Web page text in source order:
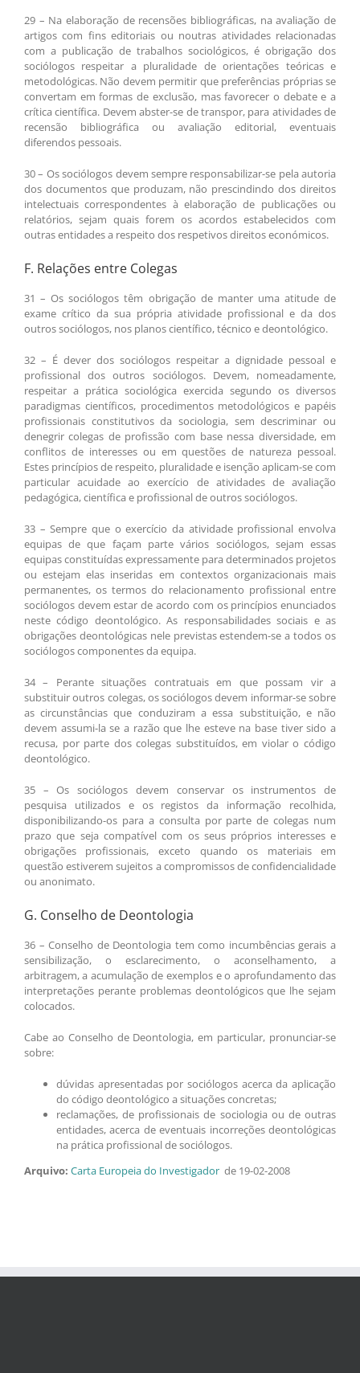
29 – Na elaboração de recensões bibliográficas, na avaliação de
artigos com fins editoriais ou noutras atividades relacionadas
com a publicação de trabalhos sociológicos, é obrigação dos
sociólogos respeitar a pluralidade de orientações teóricas e
metodológicas. Não devem permitir que preferências próprias se
convertam em formas de exclusão, mas favorecer o debate e a
crítica científica. Devem abster-se de transpor, para atividades de
recensão bibliográfica ou avaliação editorial, eventuais
diferendos pessoais.
30 – Os sociólogos devem sempre responsabilizar-se pela autoria
dos documentos que produzam, não prescindindo dos direitos
intelectuais correspondentes à elaboração de publicações ou
relatórios, sejam quais forem os acordos estabelecidos com
outras entidades a respeito dos respetivos direitos económicos.
F. Relações entre Colegas
31 – Os sociólogos têm obrigação de manter uma atitude de
exame crítico da sua própria atividade profissional e da dos
outros sociólogos, nos planos científico, técnico e deontológico.
32 – É dever dos sociólogos respeitar a dignidade pessoal e
profissional dos outros sociólogos. Devem, nomeadamente,
respeitar a prática sociológica exercida segundo os diversos
paradigmas científicos, procedimentos metodológicos e papéis
profissionais constitutivos da sociologia, sem descriminar ou
denegrir colegas de profissão com base nessa diversidade, em
conflitos de interesses ou em questões de natureza pessoal.
Estes princípios de respeito, pluralidade e isenção aplicam-se com
particular acuidade ao exercício de atividades de avaliação
pedagógica, científica e profissional de outros sociólogos.
33 – Sempre que o exercício da atividade profissional envolva
equipas de que façam parte vários sociólogos, sejam essas
equipas constituídas expressamente para determinados projetos
ou estejam elas inseridas em contextos organizacionais mais
permanentes, os termos do relacionamento profissional entre
sociólogos devem estar de acordo com os princípios enunciados
neste código deontológico. As responsabilidades sociais e as
obrigações deontológicas nele previstas estendem-se a todos os
sociólogos componentes da equipa.
34 – Perante situações contratuais em que possam vir a
substituir outros colegas, os sociólogos devem informar-se sobre
as circunstâncias que conduziram a essa substituição, e não
devem assumi-la se a razão que lhe esteve na base tiver sido a
recusa, por parte dos colegas substituídos, em violar o código
deontológico.
35 – Os sociólogos devem conservar os instrumentos de
pesquisa utilizados e os registos da informação recolhida,
disponibilizando-os para a consulta por parte de colegas num
prazo que seja compatível com os seus próprios interesses e
obrigações profissionais, exceto quando os materiais em
questão estiverem sujeitos a compromissos de confidencialidade
ou anonimato.
G. Conselho de Deontologia
36 – Conselho de Deontologia tem como incumbências gerais a
sensibilização, o esclarecimento, o aconselhamento, a
arbitragem, a acumulação de exemplos e o aprofundamento das
interpretações perante problemas deontológicos que lhe sejam
colocados.
Cabe ao Conselho de Deontologia, em particular, pronunciar-se
sobre:
dúvidas apresentadas por sociólogos acerca da aplicação
do código deontológico a situações concretas;
reclamações, de profissionais de sociologia ou de outras
entidades, acerca de eventuais incorreções deontológicas
na prática profissional de sociólogos.
Arquivo: Carta Europeia do Investigadorde 19-02-2008